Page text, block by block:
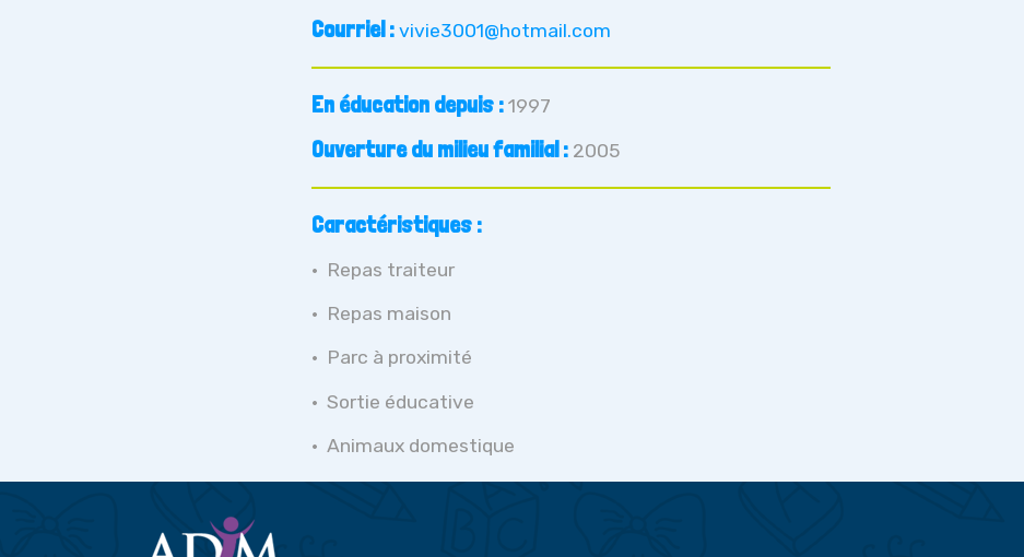
Courriel : vivie3001@hotmail.com
En éducation depuis : 1997
Ouverture du milieu familial : 2005
Caractéristiques :
Repas traiteur
Repas maison
Parc à proximité
Sortie éducative
Animaux domestique